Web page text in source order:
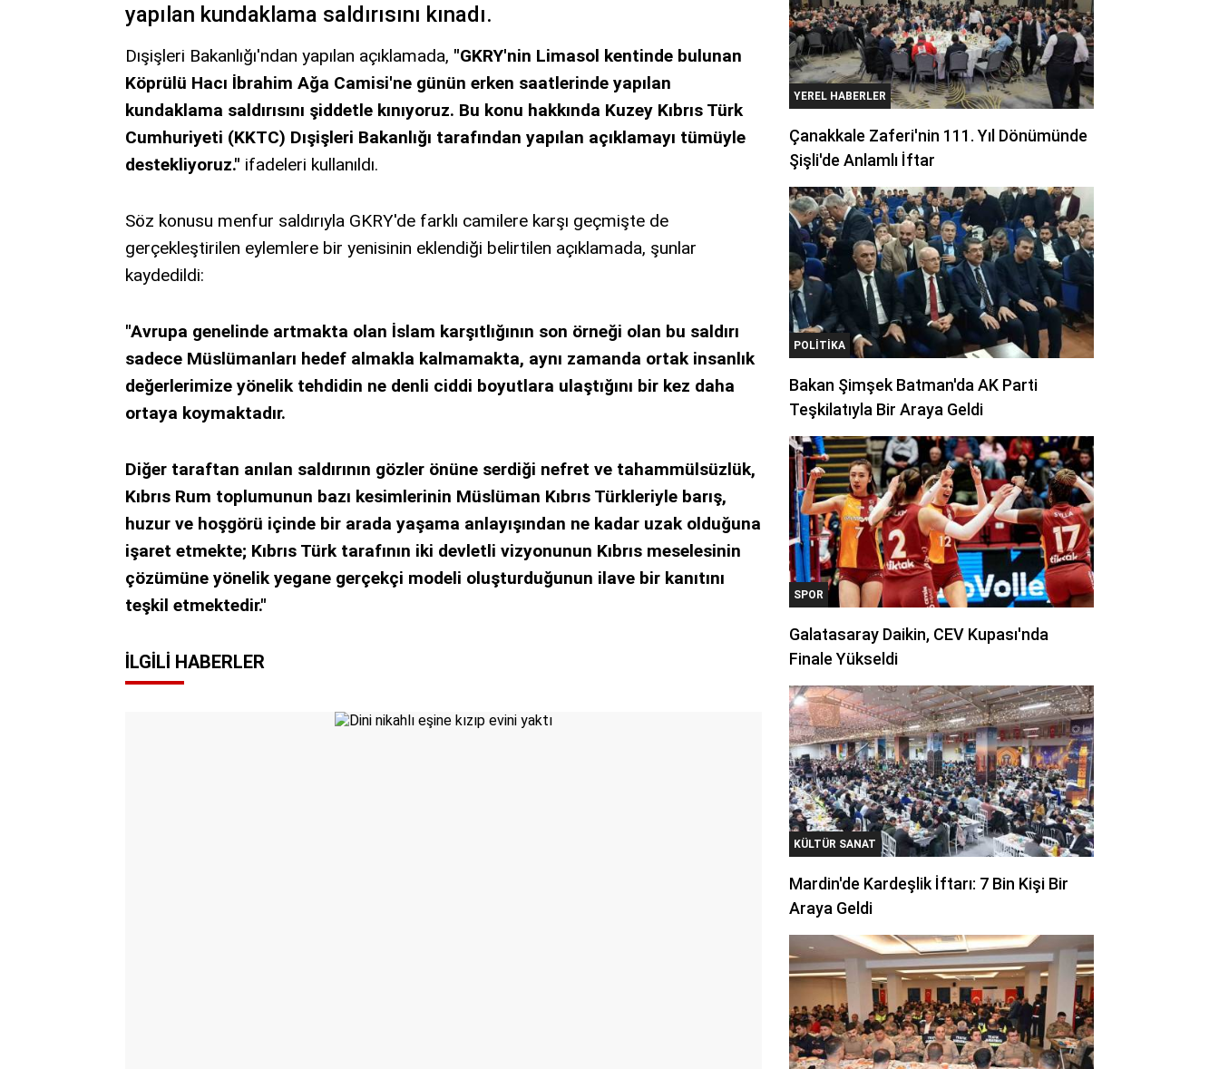
yapılan kundaklama saldırısını kınadı.
Dışişleri Bakanlığı'ndan yapılan açıklamada, "GKRY'nin Limasol kentinde bulunan
Köprülü Hacı İbrahim Ağa Camisi'ne günün erken saatlerinde yapılan
kundaklama saldırısını şiddetle kınıyoruz. Bu konu hakkında Kuzey Kıbrıs Türk
Cumhuriyeti (KKTC) Dışişleri Bakanlığı tarafından yapılan açıklamayı tümüyle
destekliyoruz." ifadeleri kullanıldı.
Söz konusu menfur saldırıyla GKRY'de farklı camilere karşı geçmişte de
gerçekleştirilen eylemlere bir yenisinin eklendiği belirtilen açıklamada, şunlar
kaydedildi:
"Avrupa genelinde artmakta olan İslam karşıtlığının son örneği olan bu saldırı
sadece Müslümanları hedef almakla kalmamakta, aynı zamanda ortak insanlık
değerlerimize yönelik tehdidin ne denli ciddi boyutlara ulaştığını bir kez daha
ortaya koymaktadır.
Diğer taraftan anılan saldırının gözler önüne serdiği nefret ve tahammülsüzlük,
Kıbrıs Rum toplumunun bazı kesimlerinin Müslüman Kıbrıs Türkleriyle barış,
huzur ve hoşgörü içinde bir arada yaşama anlayışından ne kadar uzak olduğuna
işaret etmekte; Kıbrıs Türk tarafının iki devletli vizyonunun Kıbrıs meselesinin
çözümüne yönelik yegane gerçekçi modeli oluşturduğunun ilave bir kanıtını
teşkil etmektedir."
İLGILI HABERLER
YEREL HABERLER
Çanakkale Zaferi'nin 111. Yıl Dönümünde
Şişli'de Anlamlı İftar
POLITIKA
Bakan Şimşek Batman'da AK Parti
Teşkilatıyla Bir Araya Geldi
SPOR
Galatasaray Daikin, CEV Kupası'nda
Finale Yükseldi
KÜLTÜR SANAT
Mardin'de Kardeşlik İftarı: 7 Bin Kişi Bir
Araya Geldi